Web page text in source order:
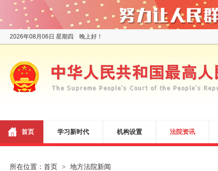
2026年08月06日 星期四 晚上好！
首页 学习新时代 机构设置 法院资讯
所在位置： 首页 > 地方法院新闻